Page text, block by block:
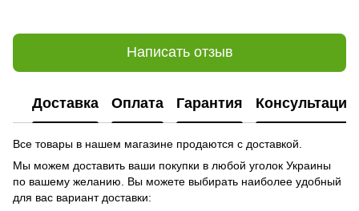
Написать отзыв
Доставка Оплата Гарантия Консультация
Все товары в нашем магазине продаются с доставкой.
Мы можем доставить ваши покупки в любой уголок Украины
по вашему желанию. Вы можете выбирать наиболее удобный
для вас вариант доставки: